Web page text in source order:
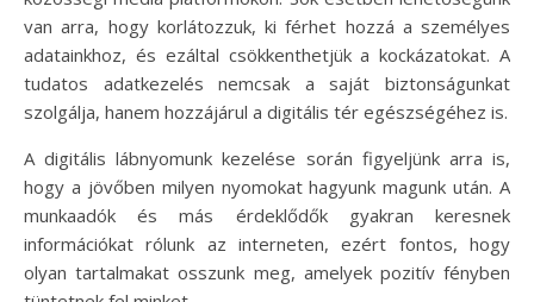
van arra, hogy korlátozzuk, ki férhet hozzá a személyes
adatainkhoz, és ezáltal csökkenthetjük a kockázatokat. A
tudatos adatkezelés nemcsak a saját biztonságunkat
szolgálja, hanem hozzájárul a digitális tér egészségéhez is.
A digitális lábnyomunk kezelése során figyeljünk arra is,
hogy a jövőben milyen nyomokat hagyunk magunk után. A
munkaadók és más érdeklődők gyakran keresnek
információkat rólunk az interneten, ezért fontos, hogy
olyan tartalmakat osszunk meg, amelyek pozitív fényben